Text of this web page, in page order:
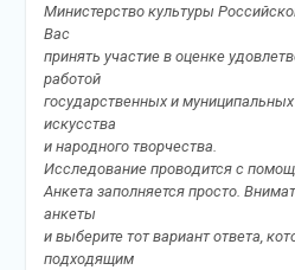
Министерство культуры
Вас
принять участие в оценке
работой
государственных и
искусства
и народного творчества.
Исследование проводится с
Анкета заполняется просто.
анкеты
и выберите тот вариант ответа,
подходящим